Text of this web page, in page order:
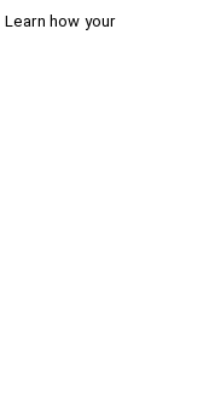
Learn how your